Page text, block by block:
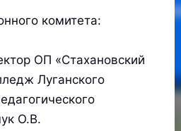
комитета:
ОП «Стахановский
Луганского
О.В.